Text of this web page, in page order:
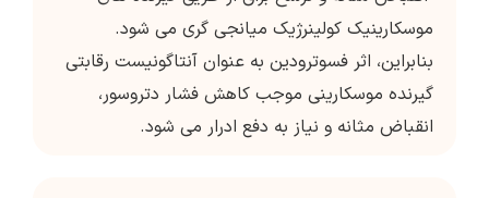
موسکارینیک کولینرژیک میانجی گری می شود.
بنابراین، اثر فسوترودین به عنوان آنتاگونیست رقابتی
گیرنده موسکارینی موجب کاهش فشار دتروسور،
انقباض مثانه و نیاز به دفع ادرار می شود.